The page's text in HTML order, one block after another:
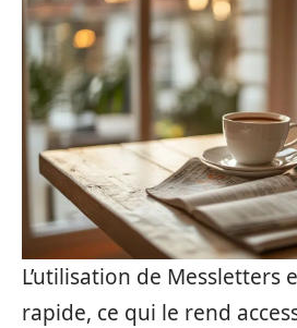
L’utilisation de Messletters
rapide, ce qui le rend